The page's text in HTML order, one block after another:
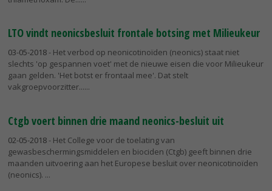
LTO vindt neonicsbesluit frontale botsing met Milieukeur
03-05-2018- Het verbod op neonicotinoïden (neonics) staat niet
slechts 'op gespannen voet' met de nieuwe eisen die voor Milieukeur
gaan gelden. 'Het botst er frontaal mee'. Dat stelt
vakgroepvoorzitter...
Ctgb voert binnen drie maand neonics-besluit uit
02-05-2018- Het College voor de toelating van
gewasbeschermingsmiddelen en biociden (Ctgb) geeft binnen drie
maanden uitvoering aan het Europese besluit over neonicotinoïden
(neonics).